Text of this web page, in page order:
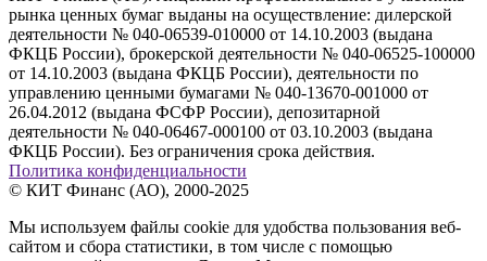
рынка ценных бумаг выданы на осуществление: дилерской
деятельности № 040-06539-010000 от 14.10.2003 (выдана
ФКЦБ России), брокерской деятельности № 040-06525-100000
от 14.10.2003 (выдана ФКЦБ России), деятельности по
управлению ценными бумагами № 040-13670-001000 от
26.04.2012 (выдана ФСФР России), депозитарной
деятельности № 040-06467-000100 от 03.10.2003 (выдана
ФКЦБ России). Без ограничения срока действия.
Политика конфиденциальности
© КИТ Финанс (АО), 2000-2025
Мы используем файлы cookie для удобства пользования веб-
сайтом и сбора статистики, в том числе с помощью